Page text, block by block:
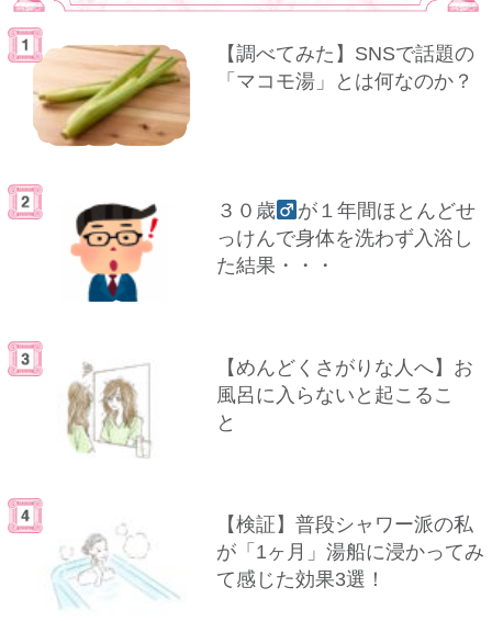
【調べてみた】SNSで話題の
「マコモ湯」とは何なのか？
３０歳
が１年間ほとんどせ
っけんで身体を洗わず入浴し
た結果・・・
【めんどくさがりな人へ】お
風呂に入らないと起こるこ
と
【検証】普段シャワー派の私
が「1ヶ月」湯船に浸かってみ
て感じた効果3選！